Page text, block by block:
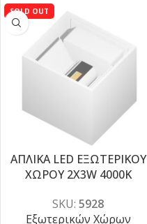
SOLD OUT
ΑΠΛΙΚΑ LED ΕΞΩΤΕΡΙΚΟΥ
ΧΩΡΟΥ 2X3W 4000K
SKU: 5928
Εξωτερικών Χώρων